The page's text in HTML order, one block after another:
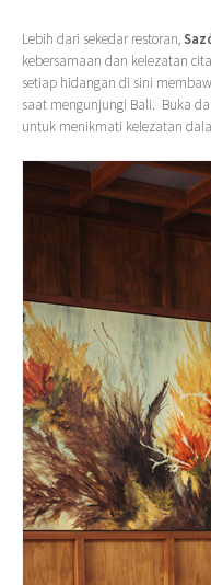
Lebih dari sekedar restoran,
kebersamaan dan kelezatan
setiap hidangan di sini
saat mengunjungi Bali. Buka
untuk menikmati kelezatan